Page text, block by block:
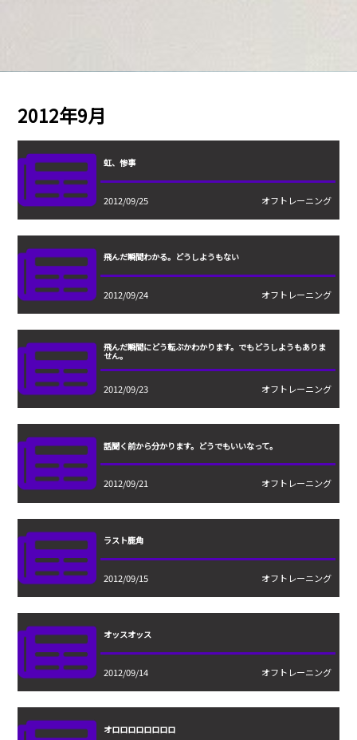
2012年9月
虹、惨事
2012/09/25 オフトレーニング
飛んだ瞬間わかる。どうしようもない
2012/09/24 オフトレーニング
飛んだ瞬間にどう転ぶかわかります。でもどうしようもありま
せん。
2012/09/23 オフトレーニング
話聞く前から分かります。どうでもいいなって。
2012/09/21 オフトレーニング
ラスト鹿角
2012/09/15 オフトレーニング
オッスオッス
2012/09/14 オフトレーニング
オロロロロロロロロ